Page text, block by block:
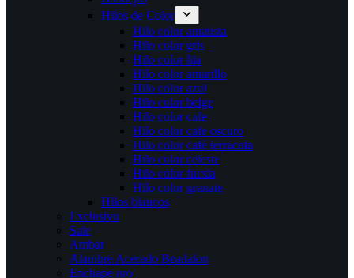
Hilos de Color
Hilo color amatista
Hilo color gris
Hilo color lila
Hilo color amarillo
Hilo color azul
Hilo color beige
Hilo color cafe
Hilo color cafe oscuro
Hilo color café terracota
Hilo color celeste
Hilo color fucsia
Hilo color granate
Hilos blancos
Exclusivo
Sale
Ambar
Alambre Acerado Beadalon
Enchape oro